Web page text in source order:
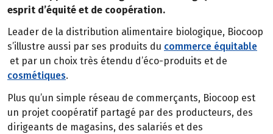
esprit d’équité et de coopération.
Leader de la distribution alimentaire biologique, Biocoop
s’illustre aussi par ses produits du commerce équitable
et par un choix très étendu d’éco-produits et de
cosmétiques.
Plus qu’un simple réseau de commerçants, Biocoop est
un projet coopératif partagé par des producteurs, des
dirigeants de magasins, des salariés et des